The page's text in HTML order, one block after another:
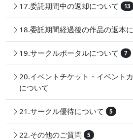
17.委託期間中の返却について 13
18.委託期間経過後の作品の返本
19.サークルポータルについて 7
20.イベントチケット・イベント
について
21.サークル優待について 5
22.その他のご質問 5